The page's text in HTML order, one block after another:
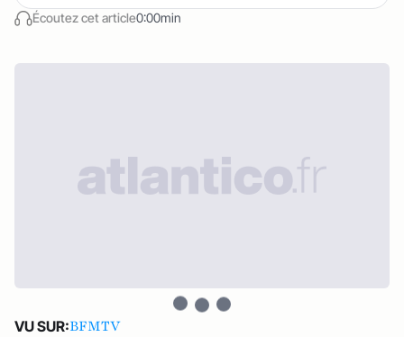
Écoutez cet article0:00min
VU SUR:BFMTV